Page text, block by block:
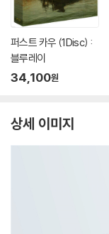
퍼스트 카우 (1Disc) :
블루레이
34,100원
상세 이미지